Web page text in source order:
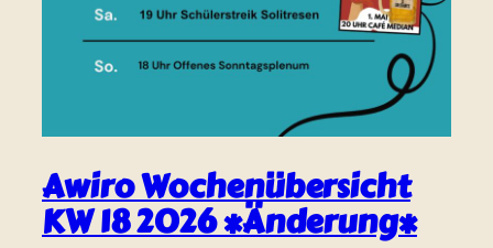
Awiro Wochenübersicht
KW 18 2026 *Änderung*